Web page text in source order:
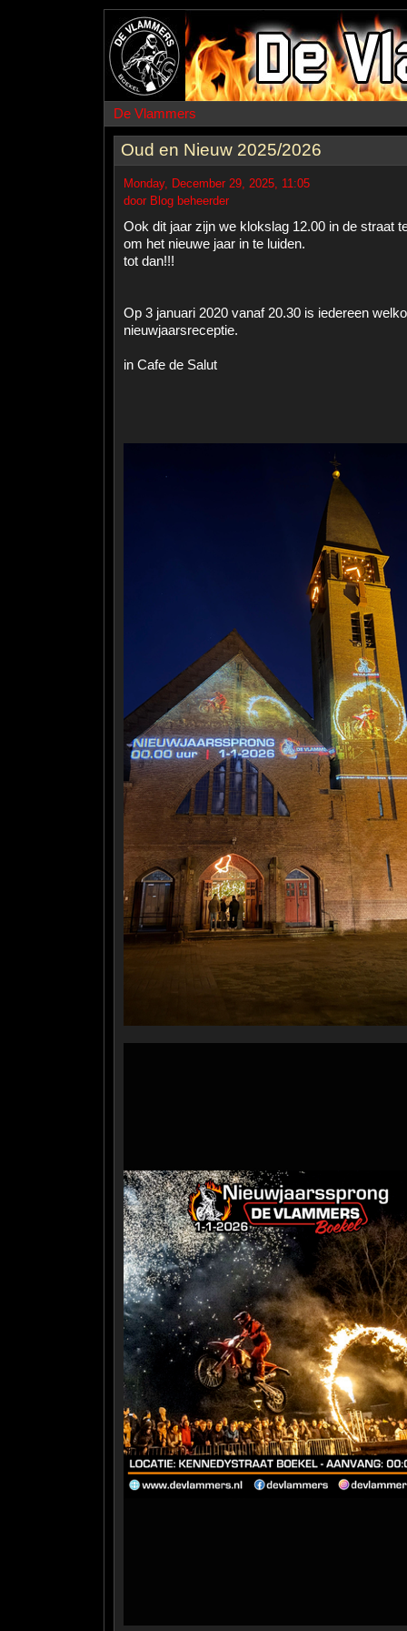
De Vlammers
Oud en Nieuw 2025/2026
Monday, December 29, 2025, 11:05
door Blog beheerder
Ook dit jaar zijn we klokslag 12.00 in de straat
om het nieuwe jaar in te luiden.
tot dan!!!
Op 3 januari 2020 vanaf 20.30 is iedereen
nieuwjaarsreceptie.
in Cafe de Salut